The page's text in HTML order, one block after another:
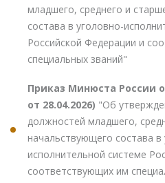
младшего, среднего и
состава в уголовно-
Российской Федерации и
специальных званий"
Приказ Минюста России
от 28.04.2026) "Об
должностей младшего,
начальствующего состава в
исполнительной системе
соответствующих им